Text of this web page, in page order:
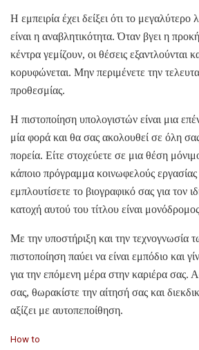
Η εμπειρία έχει δείξει ότι το
είναι η αναβλητικότητα. Όταν βγει η
κέντρα γεμίζουν, οι θέσεις εξαντλούνται
κορυφώνεται. Μην περιμένετε την
προθεσμίας.
Η πιστοποίηση υπολογιστών είναι μια
μία φορά και θα σας ακολουθεί σε όλη
πορεία. Είτε στοχεύετε σε μια θέση
κάποιο πρόγραμμα κοινωφελούς εργασίας
εμπλουτίσετε το βιογραφικό σας για τον
κατοχή αυτού του τίτλου είναι
Με την υποστήριξη και την τεχνογνωσία
πιστοποίηση παύει να είναι εμπόδιο και
για την επόμενη μέρα στην καριέρα σας.
σας, θωρακίστε την αίτησή σας και
αξίζει με αυτοπεποίθηση.
C
How to